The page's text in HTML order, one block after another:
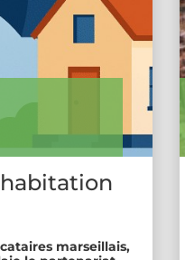
habitation
marseillais,